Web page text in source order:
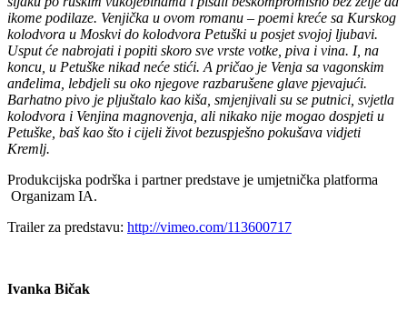
ikome podilaze. Venjička u ovom romanu – poemi kreće sa Kurskog
kolodvora u Moskvi do kolodvora Petuški u posjet svojoj ljubavi.
Usput će nabrojati i popiti skoro sve vrste votke, piva i vina. I, na
koncu, u Petuške nikad neće stići. A pričao je Venja sa vagonskim
anđelima, lebdjeli su oko njegove razbarušene glave pjevajući.
Barhatno pivo je pljuštalo kao kiša, smjenjivali su se putnici, svjetla
kolodvora i Venjina magnovenja, ali nikako nije mogao dospjeti u
Petuške, baš kao što i cijeli život bezuspješno pokušava vidjeti
Kremlj.
Produkcijska podrška i partner predstave je umjetnička platforma
Organizam IA.
Trailer za predstavu: http://vimeo.com/113600717
Ivanka Bičak